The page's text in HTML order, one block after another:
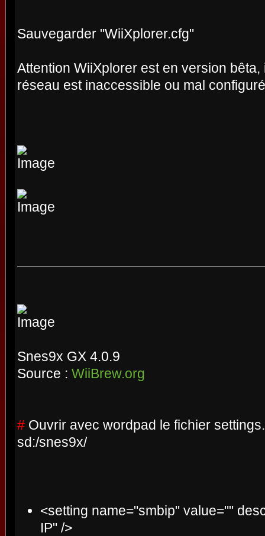
Sauvegarder "WiiXplorer.cfg"
Attention WiiXplorer est en version
réseau est inaccessible ou mal
Snes9x GX 4.0.9
Source : WiiBrew.org
# Ouvrir avec wordpad le fichier
sd:/snes9x/
<setting name="smbip" value=""
IP" />